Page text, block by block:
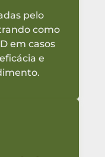
pelo
como
em casos
e